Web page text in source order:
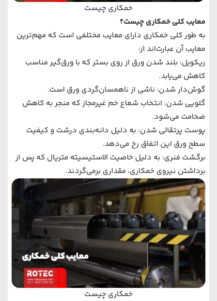
خمکاری چیست
معایب کلی خمکاری چیست؟
به طور کلی خمکاری دارای معایب مختلفی است که مهم‌ترین
معایب آن عبارت‌اند از:
ریکویل: بلند شدن ورق از روی بستر که با ورق‌گیر مناسب
کاهش می‌یابد.
گوش‌دار شدن: ناشی از ناهمسان‌گردی ورق است.
گلویی شدن: انتخاب شعاع خم غیرمجاز که منجر به کاهش
ضخامت می‌شود.
پوست پرتقالی شدن: به دلیل دانه‌بندی درشت و کیفیت
سطح ورق این اتفاق رخ می‌دهد.
برگشت فنری: به دلیل خاصیت الاستیسیته متریال که پس از
برداشتن نیروی خمکاری، مقداری برمی‌گردند.
خمکاری چیست